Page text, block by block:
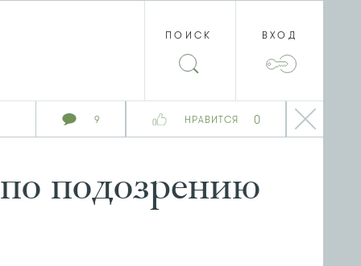
9 НРАВИТСЯ 0
ПОИСК ВХОД
подозрению